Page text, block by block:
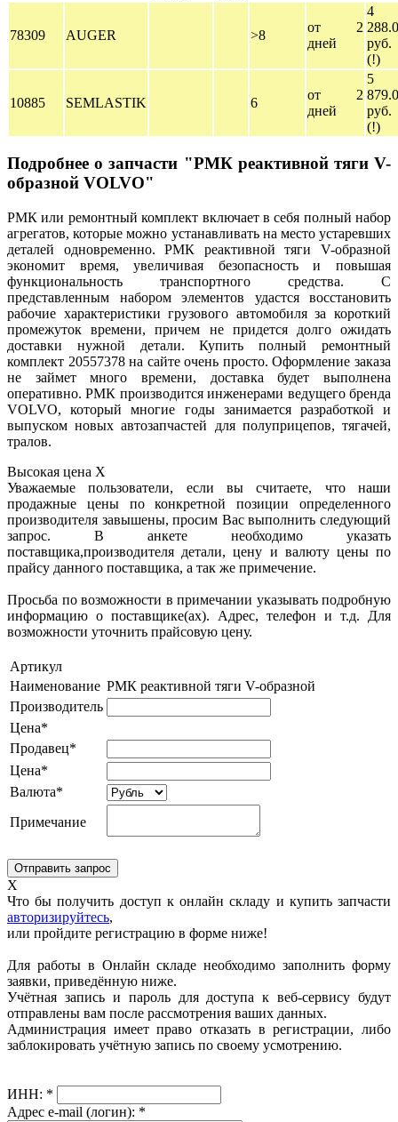
78309 AUGER >8
от 2
дней
4
руб.
(!)
10885 SEMLASTIK 6
от 2
дней
5
руб.
(!)
Подробнее о запчасти "РМК реактивной тяги V-
образной VOLVO"
РМК или ремонтный комплект включает в себя полный набор
агрегатов, которые можно устанавливать на место устаревших
деталей одновременно. РМК реактивной тяги V-образной
экономит время, увеличивая безопасность и повышая
функциональность транспортного средства. С
представленным набором элементов удастся восстановить
рабочие характеристики грузового автомобиля за короткий
промежуток времени, причем не придется долго ожидать
доставки нужной детали. Купить полный ремонтный
комплект 20557378 на сайте очень просто. Оформление заказа
не займет много времени, доставка будет выполнена
оперативно. РМК производится инженерами ведущего бренда
VOLVO, который многие годы занимается разработкой и
выпуском новых автозапчастей для полуприцепов, тягачей,
тралов.
Высокая цена X
Уважаемые пользователи, если вы считаете, что наши
продажные цены по конкретной позиции определенного
производителя завышены, просим Вас выполнить следующий
запрос. В анкете необходимо указать
поставщика,производителя детали, цену и валюту цены по
прайсу данного поставщика, а так же примечение.
Просьба по возможности в примечании указывать подробную
информацию о поставщике(ах). Адрес, телефон и т.д. Для
возможности уточнить прайсовую цену.
Артикул
Наименование РМК реактивной тяги V-образной
Производитель
Цена*
Продавец*
Цена*
Валюта*
Примечание
X
Что бы получить доступ к онлайн складу и купить запчасти
авторизируйтесь,
или пройдите регистрацию в форме ниже!
Для работы в Онлайн складе необходимо заполнить форму
заявки, приведённую ниже.
Учётная запись и пароль для доступа к веб-сервису будут
отправлены вам после рассмотрения ваших данных.
Администрация имеет право отказать в регистрации, либо
заблокировать учётную запись по своему усмотрению.
ИНН: *
Адрес e-mail (логин): *